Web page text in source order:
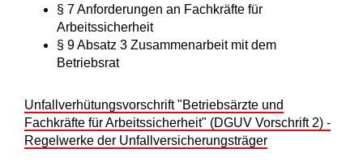
§ 7 Anforderungen an Fachkräfte für
Arbeitssicherheit
§ 9 Absatz 3 Zusammenarbeit mit dem
Betriebsrat
Unfallverhütungsvorschrift "Betriebsärzte und
Fachkräfte für Arbeitssicherheit" (DGUV Vorschrift 2) -
Regelwerke der Unfallversicherungsträger